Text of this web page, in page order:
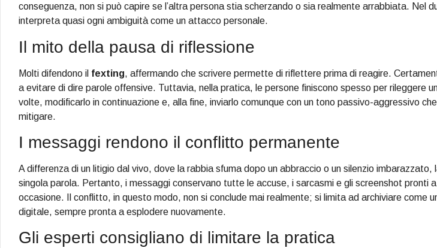
conseguenza, non si può capire se l’altra persona stia scherzando o sia realmente arrabbiata. Nel
interpreta quasi ogni ambiguità come un attacco personale.
Il mito della pausa di riflessione
Molti difendono il fexting, affermando che scrivere permette di riflettere prima di reagire.
a evitare di dire parole offensive. Tuttavia, nella pratica, le persone finiscono spesso per rileggere
volte, modificarlo in continuazione e, alla fine, inviarlo comunque con un tono passivo-aggressivo
mitigare.
I messaggi rendono il conflitto permanente
A differenza di un litigio dal vivo, dove la rabbia sfuma dopo un abbraccio o un silenzio imbarazzato,
singola parola. Pertanto, i messaggi conservano tutte le accuse, i sarcasmi e gli screenshot pronti
occasione. Il conflitto, in questo modo, non si conclude mai realmente; si limita ad archiviare come
digitale, sempre pronta a esplodere nuovamente.
Gli esperti consigliano di limitare la pratica